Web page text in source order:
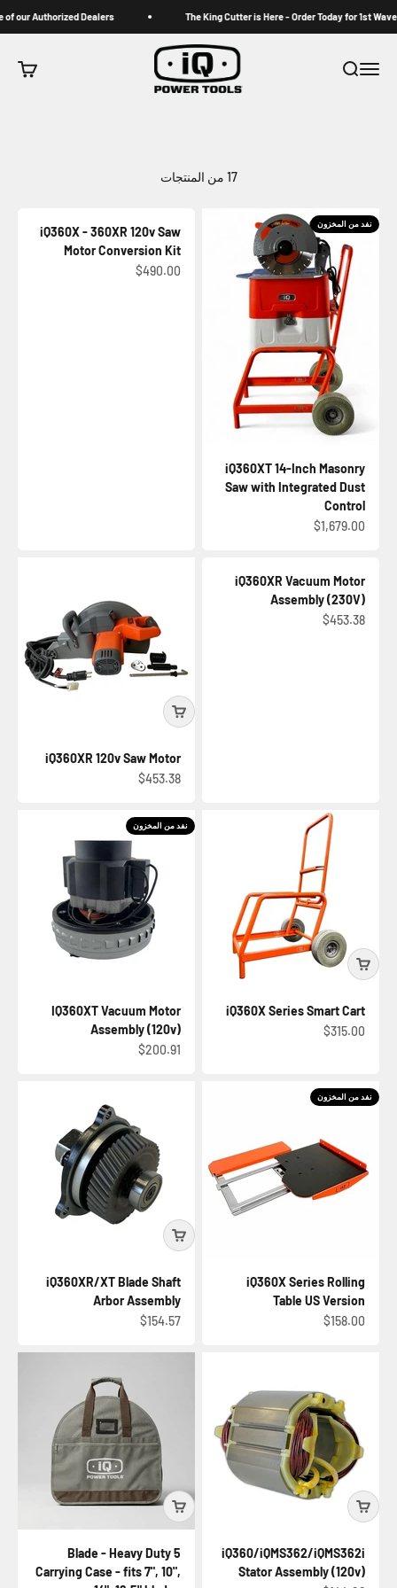
The King Cutter is Here - Order Today for 1st
of our Authorized Dealers
القائمة
بحث
iqpowertools
عربة
17 من المنتجات
نفد من المخزون
iQ360XT 14-Inch Masonry
Saw with Integrated Dust
Control
السعر بعد الخصم
$1,679.00
iQ360X - 360XR 120v Saw
Motor Conversion Kit
السعر بعد الخصم
$490.00
iQ360XR Vacuum Motor
Assembly (230V)
السعر بعد الخصم
$453.38
iQ360XR 120v Saw Motor
السعر بعد الخصم
$453.38
iQ360X Series Smart Cart
السعر بعد الخصم
$315.00
نفد من المخزون
IQ360XT Vacuum Motor
Assembly (120v)
السعر بعد الخصم
$200.91
نفد من المخزون
iQ360X Series Rolling
Table US Version
السعر بعد الخصم
$158.00
iQ360XR/XT Blade Shaft
Arbor Assembly
السعر بعد الخصم
$154.57
iQ360/iQMS362/iQMS362i
Stator Assembly (120v)
5 Blade - Heavy Duty
Carrying Case - fits 7", 10",